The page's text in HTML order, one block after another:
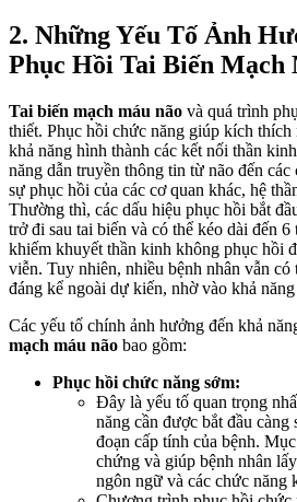
2. Những Yếu Tố Ảnh
Phục Hồi Tai Biến Mạch
Tai biến mạch máu não và quá trình
thiết. Phục hồi chức năng giúp kích thích
khả năng hình thành các kết nối thần
năng dẫn truyền thông tin từ não đến
sự phục hồi của các cơ quan khác, hệ
Thường thì, các dấu hiệu phục hồi bắt
trở đi sau tai biến và có thể kéo dài đến
khiếm khuyết thần kinh không phục hồi
viễn. Tuy nhiên, nhiều bệnh nhân vẫn
đáng kể ngoài dự kiến, nhờ vào khả
Các yếu tố chính ảnh hưởng đến khả
mạch máu não bao gồm:
Phục hồi chức năng sớm:
Đây là yếu tố quan trọng
năng cần được bắt đầu
đoạn cấp tính của bệnh.
chứng và giúp bệnh nhân
ngôn ngữ và các chức năng